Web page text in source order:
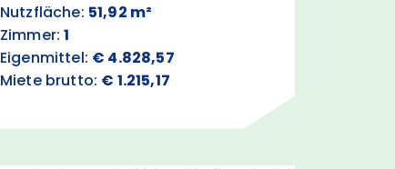
Nutzfläche: 51,92 m²
Zimmer:1
Eigenmittel: € 4.828,57
Miete brutto: € 1.215,17